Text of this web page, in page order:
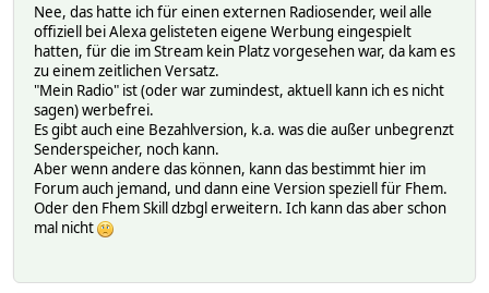
Nee, das hatte ich für einen externen Radiosender, weil alle
offiziell bei Alexa gelisteten eigene Werbung eingespielt
hatten, für die im Stream kein Platz vorgesehen war, da kam es
zu einem zeitlichen Versatz.
"Mein Radio" ist (oder war zumindest, aktuell kann ich es nicht
sagen) werbefrei.
Es gibt auch eine Bezahlversion, k.a. was die außer unbegrenzt
Senderspeicher, noch kann.
Aber wenn andere das können, kann das bestimmt hier im
Forum auch jemand, und dann eine Version speziell für Fhem.
Oder den Fhem Skill dzbgl erweitern. Ich kann das aber schon
mal nicht